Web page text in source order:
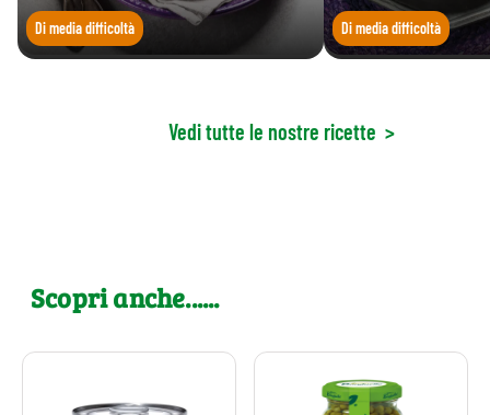
Di media difficoltà Di media difficoltà
Vedi tutte le nostre ricette >
Scopri anche......